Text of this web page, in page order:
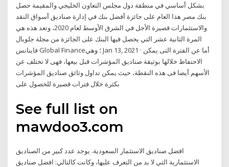
بشكل أساسي في منطقة دول مجلس التعاون الخليجي والمقيمة حصل
بنك مصر هذا العام على جائزة أفضل بنك في إدارة صناديق أسواق النقد
والاستثمارات قصيرة الأجل في الشرق الأوسط لعام 2020، وتعد هذه هي
المرة الثانية عشر التي يحصل فيها البنك على الجائزة من مجلة جلوبال
فاينانس Global Finance؛ وهي Jan 13, 2021 · أما عن الفترة التى يمكن
الاحتفاظ خلالها بوثيقة صناديق المؤشرات قبل بيعها، فهى لا تختلف عن
الأسهم أيضا فى هذه النقطة، حيث يمكن تداول وثائق صناديق المؤشرات
بكثرة خلال فترات قصيرة للحصول على
See full list on
mawdoo3.com
افضل صناديق الاستثمار السعودية. يوجد عدد كبير من الصناديق
الاستثمارية التي لا بد من التعرف عليها، وكانت كالتالي: افضل صناديق